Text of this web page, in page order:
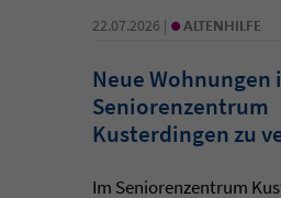
22.07.2026 | • ALTENHILFE
Neue Wohnungen
Seniorenzentrum
Kusterdingen zu
Im Seniorenzentrum